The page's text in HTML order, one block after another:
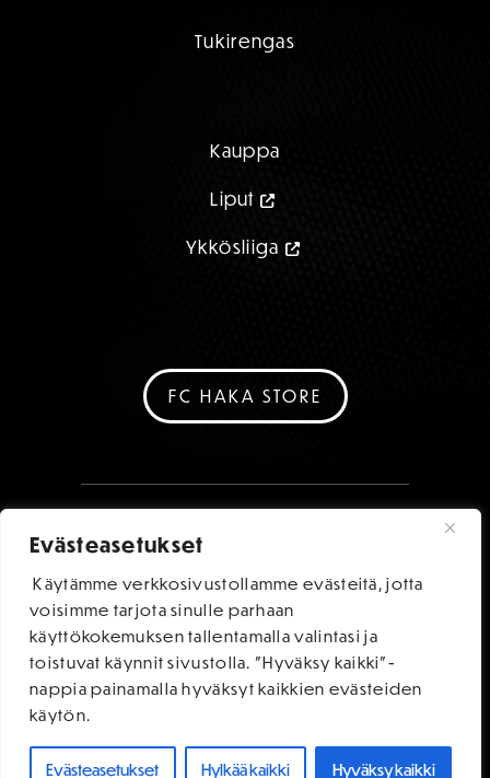
Evästeasetukset
Käytämme verkkosivustollamme evästeitä, jotta
voisimme tarjota sinulle parhaan
käyttökokemuksen tallentamalla valintasi ja
toistuvat käynnit sivustolla. "Hyväksy kaikki"-
nappia painamalla hyväksyt kaikkien evästeiden
käytön.
Evästeasetukset Hylkää kaikki Hyväksy kaikki
Tukirengas
Kauppa
Liput
Ykkösliiga
FC HAKA STORE